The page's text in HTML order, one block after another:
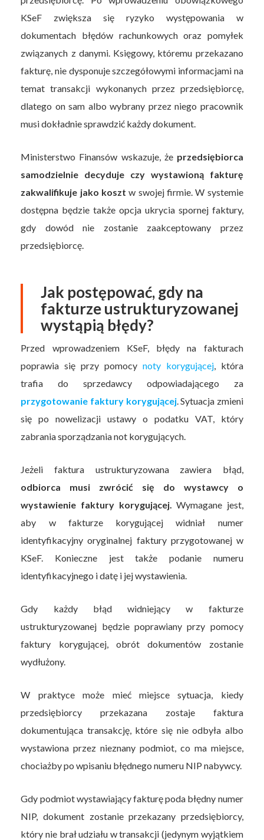
KSeF zwiększa się ryzyko występowania w
dokumentach błędów rachunkowych oraz pomyłek
związanych z danymi. Księgowy, któremu przekazano
fakturę, nie dysponuje szczegółowymi informacjami na
temat transakcji wykonanych przez przedsiębiorcę,
dlatego on sam albo wybrany przez niego pracownik
musi dokładnie sprawdzić każdy dokument.
Ministerstwo Finansów wskazuje, że przedsiębiorca
samodzielnie decyduje czy wystawioną fakturę
zakwalifikuje jako koszt w swojej firmie. W systemie
dostępna będzie także opcja ukrycia spornej faktury,
gdy dowód nie zostanie zaakceptowany przez
przedsiębiorcę.
Jak postępować, gdy na
fakturze ustrukturyzowanej
wystąpią błędy?
Przed wprowadzeniem KSeF, błędy na fakturach
poprawia się przy pomocy noty korygującej, która
trafia do sprzedawcy odpowiadającego za
przygotowanie faktury korygującej. Sytuacja zmieni
się po nowelizacji ustawy o podatku VAT, który
zabrania sporządzania not korygujących.
Jeżeli faktura ustrukturyzowana zawiera błąd,
odbiorca musi zwrócić się do wystawcy o
wystawienie faktury korygującej. Wymagane jest,
aby w fakturze korygującej widniał numer
identyfikacyjny oryginalnej faktury przygotowanej w
KSeF. Konieczne jest także podanie numeru
identyfikacyjnego i datę i jej wystawienia.
Gdy każdy błąd widniejący w fakturze
ustrukturyzowanej będzie poprawiany przy pomocy
faktury korygującej, obrót dokumentów zostanie
wydłużony.
W praktyce może mieć miejsce sytuacja, kiedy
przedsiębiorcy przekazana zostaje faktura
dokumentująca transakcję, które się nie odbyła albo
wystawiona przez nieznany podmiot, co ma miejsce,
chociażby po wpisaniu błędnego numeru NIP nabywcy.
Gdy podmiot wystawiający fakturę poda błędny numer
NIP, dokument zostanie przekazany przedsiębiorcy,
który nie brał udziału w transakcji (jedynym wyjątkiem